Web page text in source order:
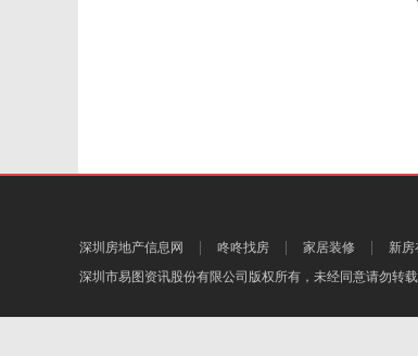
深圳房地产信息网 咚咚找房 家居装修 新房
深圳市易图资讯股份有限公司 版权所有，未经同意请勿转载